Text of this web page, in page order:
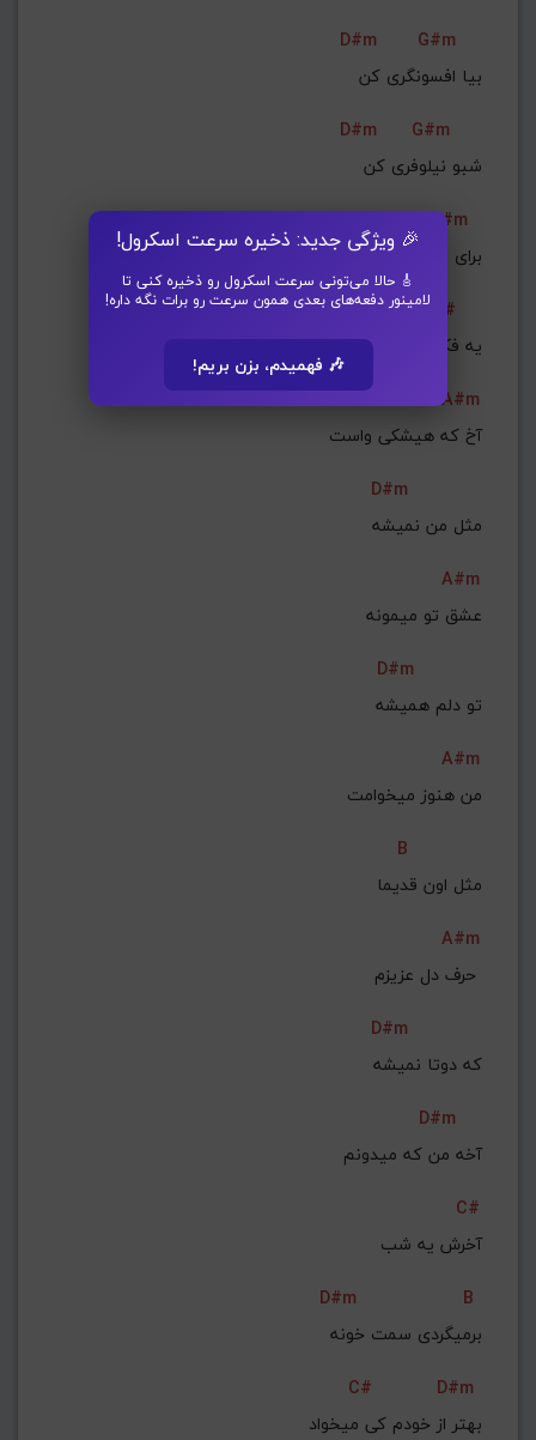
🎉 ویژگی جدید: ذخیره سرعت اسکرول!
🎸 حالا می‌تونی سرعت اسکرول رو ذخیره کنی تا
لامینور دفعه‌های بعدی همون سرعت رو برات نگه داره!
🎶 فهمیدم، بزن بریم!
D#m
G#m
بیا افسونگری کن
D#m
G#m
شبو نیلوفری کن
G#m
برای من که میخوامت
D#m
C#
یه فکر بهتری کن
A#m
آخ که هیشکی واست
D#m
مثل من نمیشه
A#m
عشق تو میمونه
D#m
تو دلم همیشه
A#m
من هنوز میخوامت
B
مثل اون قدیما
A#m
D#m
که دوتا نمیشه
D#m
آخه من که میدونم
C#
آخرش یه شب
D#m
B
برمیگردی سمت خونه
C#
D#m
بهتر از خودم کی میخواد